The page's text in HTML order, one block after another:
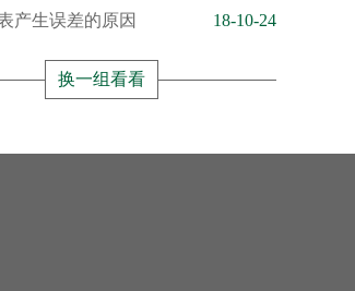
产生误差的原因
18-10-24
换一组看看